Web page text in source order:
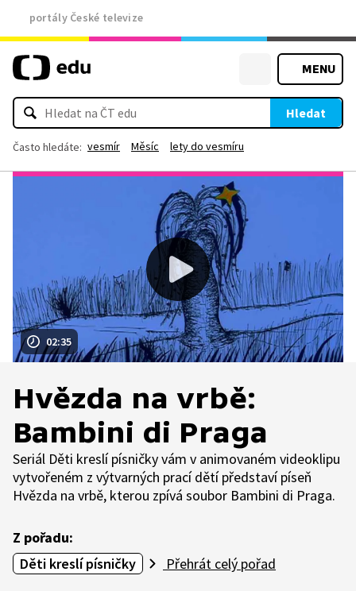
portály České televize
MENU
Hledat
Často hledáte: vesmír Měsíc lety do vesmíru
02:35
Hvězda na vrbě:
Bambini di Praga
Seriál Děti kreslí písničky vám v animovaném videoklipu
vytvořeném z výtvarných prací dětí představí píseň
Hvězda na vrbě, kterou zpívá soubor Bambini di Praga.
Z pořadu:
Děti kreslí písničky
Přehrát celý pořad